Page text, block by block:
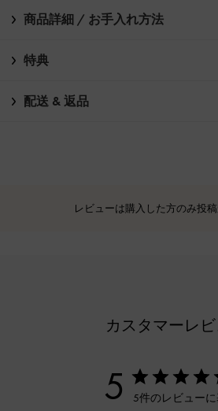
商品詳細 / お手入れ方法
特典
配送 & 返品
レビューは購入した方のみ投稿
カスタマーレ
5 5件のレビューに